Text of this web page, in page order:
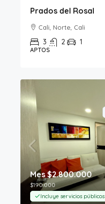
Prados del Rosal
Cali, Norte, Cali
3 2 1
APTOS
Mes$2.800.000
$190.000
Incluye servicios públicos